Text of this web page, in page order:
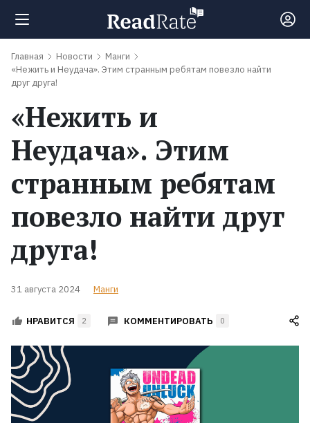
Поиск
Новости
Рейтинги
Книги
Экранизации
Коллекции
Главная Новости
Манги
«Нежить и Неудача». Этим странным ребятам повезло найти
друг друга!
«Нежить и
Неудача». Этим
странным ребятам
повезло найти друг
друга!
31 августа 2024 Манги
НРАВИТСЯ 2 КОММЕНТИРОВАТЬ 0